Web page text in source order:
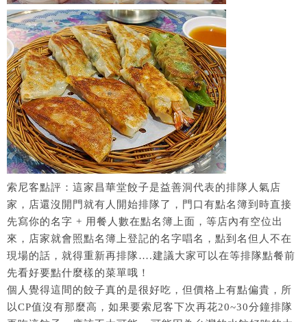
索尼客點評：這家昌華堂餃子是益善洞代表的排隊人氣店
家，店還沒開門就有人開始排隊了，門口有點名簿到時直接
先寫你的名字 + 用餐人數在點名簿上面，等店內有空位出
來，店家就會照點名簿上登記的名字唱名，點到名但人不在
現場的話，就得重新再排隊….建議大家可以在等排隊點餐前
先看好要點什麼樣的菜單哦！
個人覺得這間的餃子真的是很好吃，但價格上有點偏貴，所
以CP值沒有那麼高，如果要索尼客下次再花20~30分鐘排隊